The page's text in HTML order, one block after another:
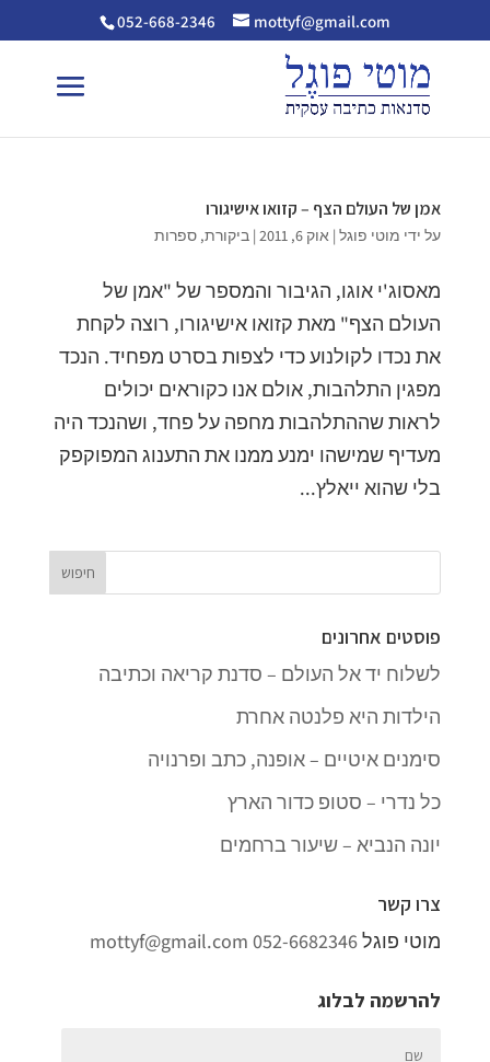
052-668-2346 mottyf@gmail.com
אמן של העולם הצף – קזואו אישיגורו
על ידי מוטי פוגל| אוק 6, 2011 | ביקורת, ספרות
מאסוג'י אוגו, הגיבור והמספר של "אמן של
העולם הצף" מאת קזואו אישיגורו, רוצה לקחת
את נכדו לקולנוע כדי לצפות בסרט מפחיד. הנכד
מפגין התלהבות, אולם אנו כקוראים יכולים
לראות שההתלהבות מחפה על פחד, ושהנכד היה
מעדיף שמישהו ימנע ממנו את התענוג המפוקפק
בלי שהוא ייאלץ...
פוסטים אחרונים
לשלוח יד אל העולם – סדנת קריאה וכתיבה
הילדות היא פלנטה אחרת
סימנים איטיים – אופנה, כתב ופרנויה
כל נדרי – סטופ כדור הארץ
יונה הנביא – שיעור ברחמים
צרו קשר
מוטי פוגל052-6682346
mottyf@gmail.com
להרשמה לבלוג